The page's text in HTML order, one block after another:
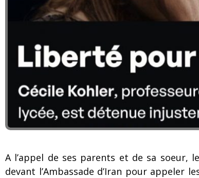
A l’appel de ses parents et de sa soeur,
devant l’Ambassade d’Iran pour appeler